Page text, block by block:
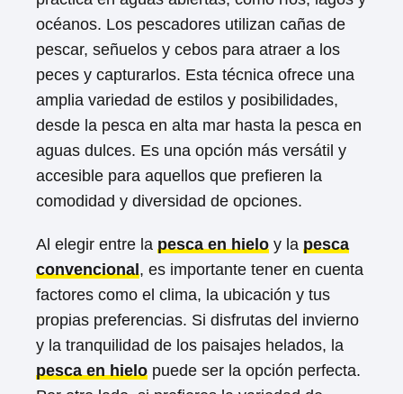
océanos. Los pescadores utilizan cañas de
pescar, señuelos y cebos para atraer a los
peces y capturarlos. Esta técnica ofrece una
amplia variedad de estilos y posibilidades,
desde la pesca en alta mar hasta la pesca en
aguas dulces. Es una opción más versátil y
accesible para aquellos que prefieren la
comodidad y diversidad de opciones.
Al elegir entre la pesca en hielo y la pesca
convencional, es importante tener en cuenta
factores como el clima, la ubicación y tus
propias preferencias. Si disfrutas del invierno
y la tranquilidad de los paisajes helados, la
pesca en hielo puede ser la opción perfecta.